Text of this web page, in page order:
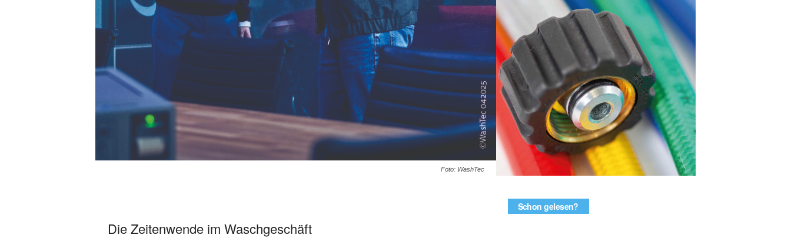
Foto: WashTec
Die Zeitenwende im Waschgeschäft
Schon gelesen?